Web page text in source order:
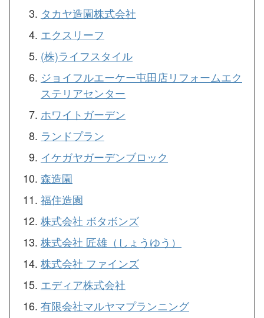
タカヤ造園株式会社
エクスリーフ
(株)ライフスタイル
ジョイフルエーケー屯田店リフォームエク
ステリアセンター
ホワイトガーデン
ランドプラン
イケガヤガーデンブロック
森造園
福住造園
株式会社 ボタボンズ
株式会社 匠雄（しょうゆう）
株式会社 ファインズ
エディア株式会社
有限会社マルヤマプランニング